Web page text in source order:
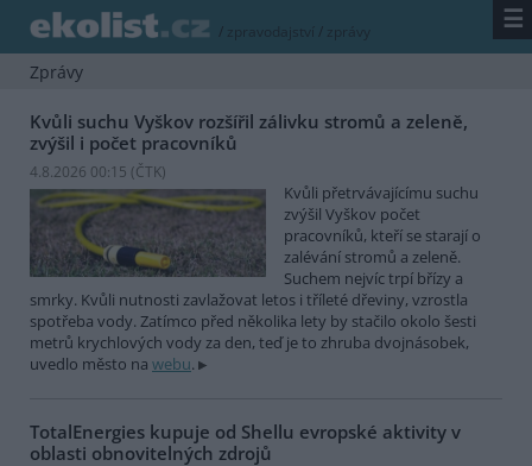
/ zpravodajství / zprávy ☰
Zprávy
Kvůli suchu Vyškov rozšířil zálivku stromů a zeleně,
zvýšil i počet pracovníků
4.8.2026 00:15 (ČTK)
Kvůli přetrvávajícímu suchu
zvýšil Vyškov počet
pracovníků, kteří se starají o
zalévání stromů a zeleně.
Suchem nejvíc trpí břízy a
smrky. Kvůli nutnosti zavlažovat letos i tříleté dřeviny, vzrostla
spotřeba vody. Zatímco před několika lety by stačilo okolo šesti
metrů krychlových vody za den, teď je to zhruba dvojnásobek,
uvedlo město na webu.
TotalEnergies kupuje od Shellu evropské aktivity v
oblasti obnovitelných zdrojů